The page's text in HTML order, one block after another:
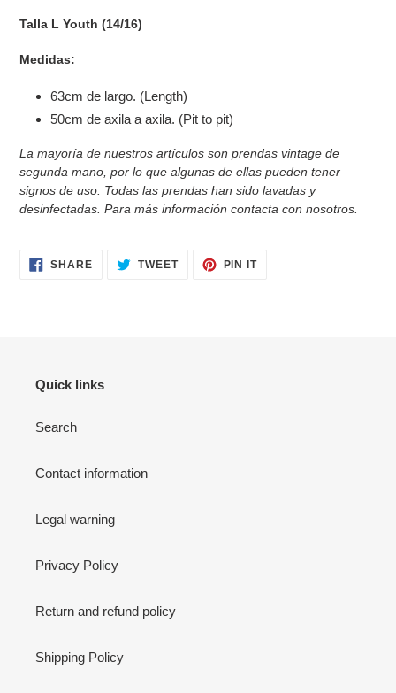
your
Talla L Youth (14/16)
Medidas:
63cm de largo. (Length)
50cm de axila a axila. (Pit to pit)
La mayoría de nuestros artículos son prendas vintage de
segunda mano, por lo que algunas de ellas pueden tener
signos de uso. Todas las prendas han sido lavadas y
desinfectadas. Para más información contacta con nosotros.
SHARESHARE TWEETTWEET
PIN ITPIN
Quick links
Search
Contact information
Legal warning
Privacy Policy
Return and refund policy
Shipping Policy